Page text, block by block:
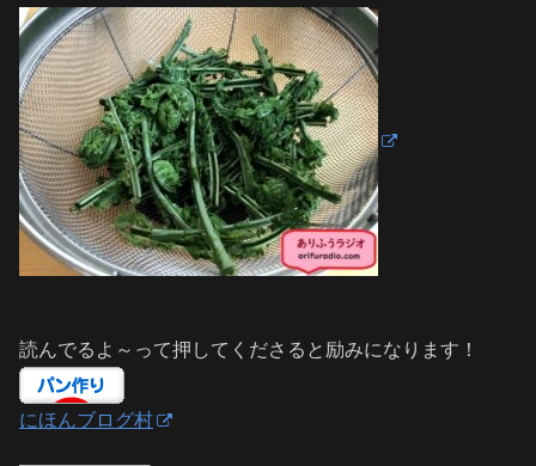
読んでるよ～って押してくださると励みになります！
にほんブログ村